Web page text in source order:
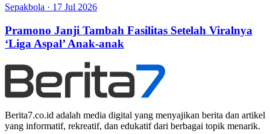
Sepakbola · 17 Jul 2026
Pramono Janji Tambah Fasilitas Setelah Viralnya
‘Liga Aspal’ Anak-anak
Berita7.co.id adalah media digital yang menyajikan berita dan artikel
yang informatif, rekreatif, dan edukatif dari berbagai topik menarik.